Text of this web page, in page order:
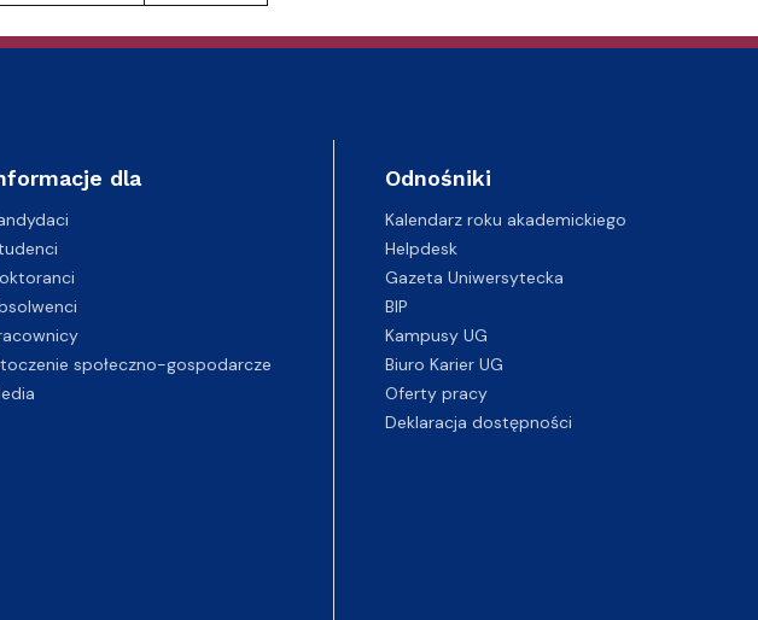
dla
społeczno-gospodarcze
Odnośniki
Kalendarz roku akademickiego
Helpdesk
Gazeta Uniwersytecka
BIP
Kampusy UG
Biuro Karier UG
Oferty pracy
Deklaracja dostępności